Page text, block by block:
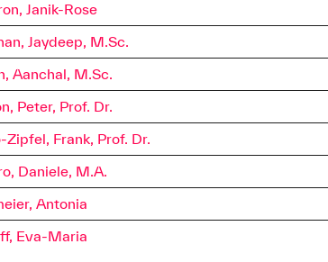
Janik-Rose
Jaydeep, M.Sc.
Aanchal, M.Sc.
Peter, Prof. Dr.
Zipfel, Frank, Prof. Dr.
Daniele, M.A.
Antonia
Eva-Maria